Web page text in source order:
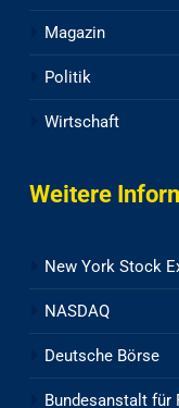
Magazin
Politik
Wirtschaft
Weitere
New York Stock
NASDAQ
Deutsche Börse
Bundesanstalt für